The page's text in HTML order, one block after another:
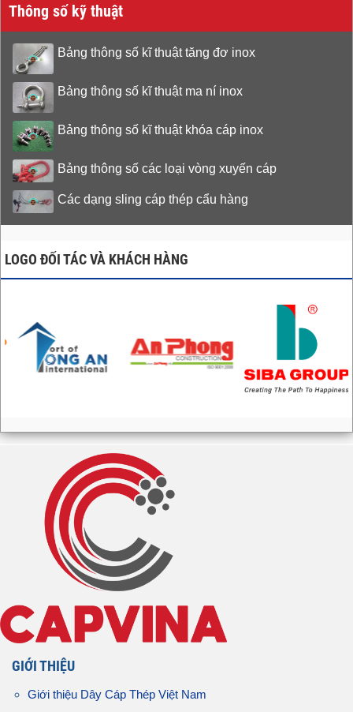
Thông số kỹ thuật
Bảng thông số kĩ thuật tăng đơ inox
Bảng thông số kĩ thuật ma ní inox
Bảng thông số kĩ thuật khóa cáp inox
Bảng thông số các loại vòng xuyến cáp
Các dạng sling cáp thép cẩu hàng
LOGO ĐỐI TÁC VÀ KHÁCH HÀNG
GIỚI THIỆU
Giới thiệu Dây Cáp Thép Việt Nam